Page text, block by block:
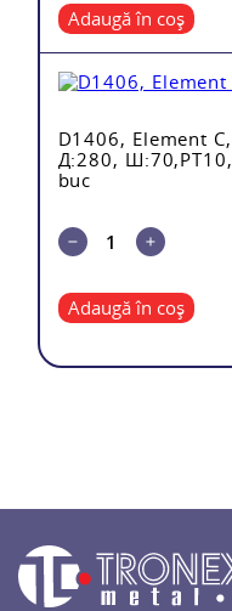
Adaugă în coș
D1406, Element C,
Д:280, Ш:70,PT10,
buc
Adaugă în coș